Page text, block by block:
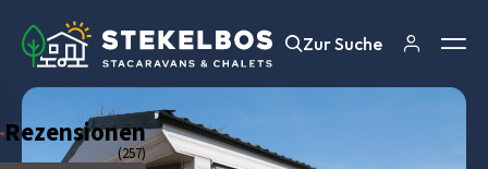
Rezensionen
(257)
Zur Suche
Zur Suche